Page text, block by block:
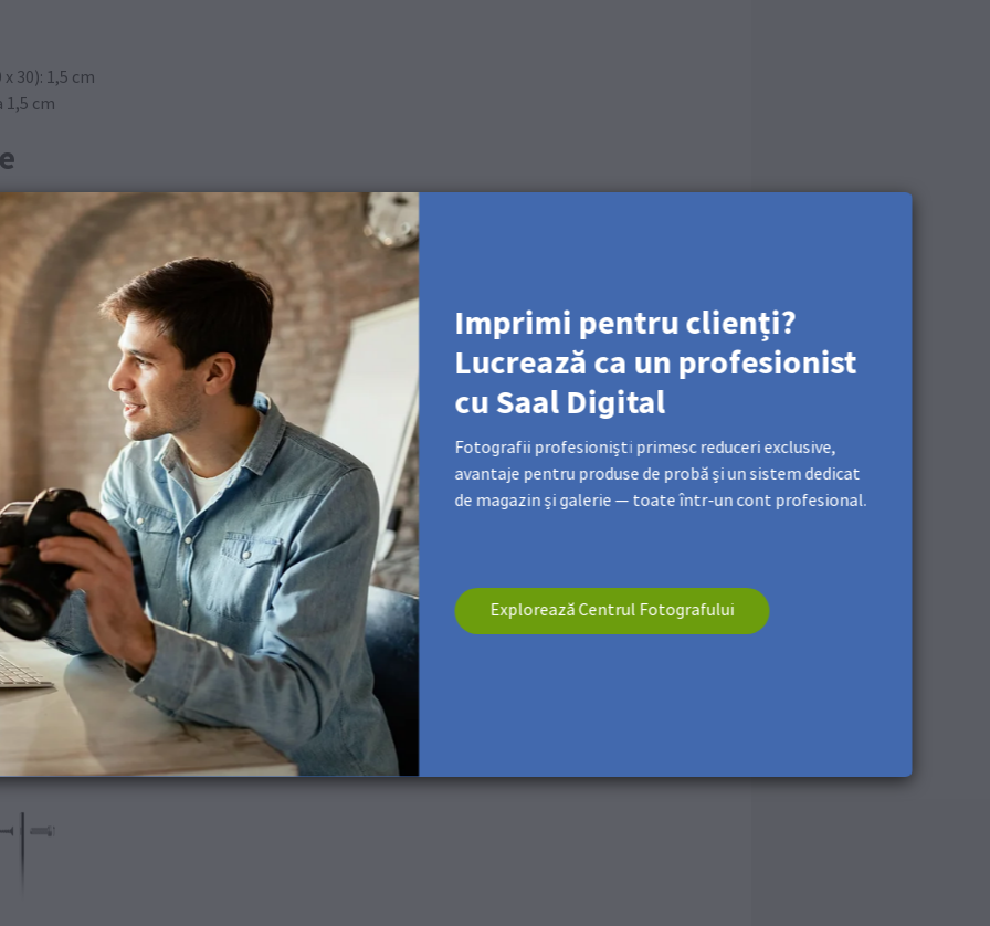
30): 1,5 cm
cm
art-ului pe perete. Marcați pozițiile pe perete în mod corespunzător. Utilizați o nivelă
sunt drepte și aliniate.
găuri în locațiile marcate. Dimensiunea găurilor trebuie să corespundă cu șuruburile
pentru a accepta complet șuruburile.
de artă de perete. Poziționați-l astfel încât găurile din suportul pentru șuruburi să
a tabloului mural.
pentru șuruburi și înșurubați-le în orificiile pregătite în perete. Folosiți o șurubelniță
peretelui dvs.
prea tare pentru a nu deteriora arta murală. În cele din urmă, strângeți capetele
pe perete. Capetele șuruburilor sunt vizibile din față și conferă artei murale o fixare
Imprimi pentru clienți?
Lucrează ca un profesionist
cu Saal Digital
Fotografii profesioniști primesc reduceri exclusive,
avantaje pentru produse de probă și un sistem dedicat
de magazin și galerie — toate într-un cont profesional.
Explorează Centrul Fotografului